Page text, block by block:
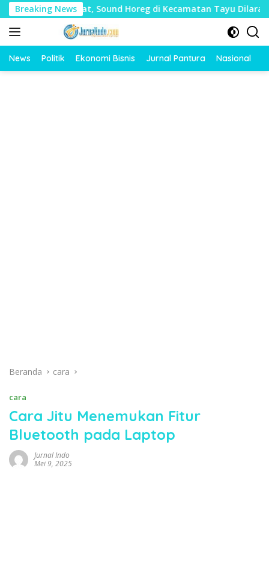
Langsung
ke
konten
Breaking News
Sound Horeg di Kecamatan Tayu Dilarang
News Politik Ekonomi Bisnis Jurnal Pantura Nasional
Beranda cara
cara
Cara Jitu Menemukan Fitur
Bluetooth pada Laptop
Jurnal Indo
Mei 9, 2025